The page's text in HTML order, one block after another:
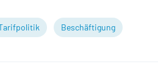
Beschäftigung